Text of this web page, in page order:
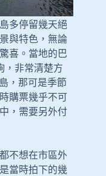
多停留幾天絕
與特色，無論
喜。當地的巴
，非常清楚方
，那可是季節
購票幾乎不可
，需要另外付
不想在市區外
當時拍下的幾